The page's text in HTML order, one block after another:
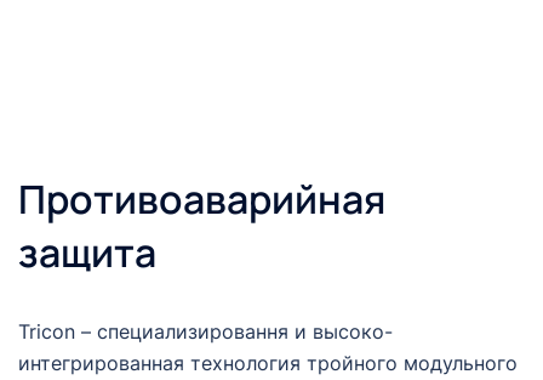
Противоаварийная
защита
Tricon – cпециализировання и высоко-
интегрированная технология тройного модульного